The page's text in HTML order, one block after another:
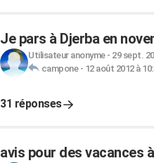
Je pars à Djerba en
Utilisateur anonyme- 29 sept.
campone- 12 août 2012 à
31 réponses
avis pour des vacances